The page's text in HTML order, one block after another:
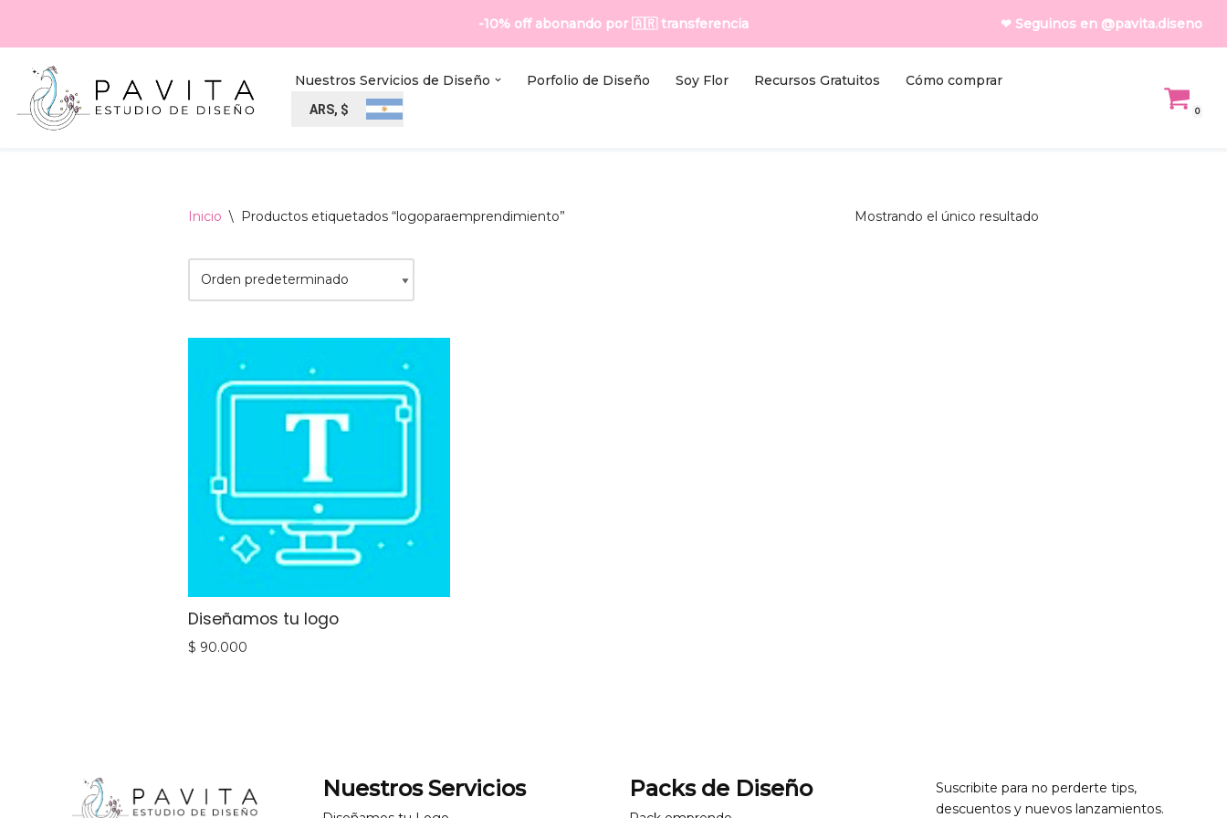
Ir
contenido
-10% off abonando por 🇦🇷 transferencia ❤ Seguinos en @pavita.diseno
Nuestros Servicios de Diseño Porfolio de Diseño Soy Flor Recursos Gratuitos Cómo comprar
ARS, $ 0
Inicio \ Productos etiquetados “logoparaemprendimiento” Mostrando el único resultado
Diseñamos tu logo
$ 90.000
Nuestros Servicios Packs de Diseño
Suscribite para no perderte tips,
descuentos y nuevos lanzamientos.